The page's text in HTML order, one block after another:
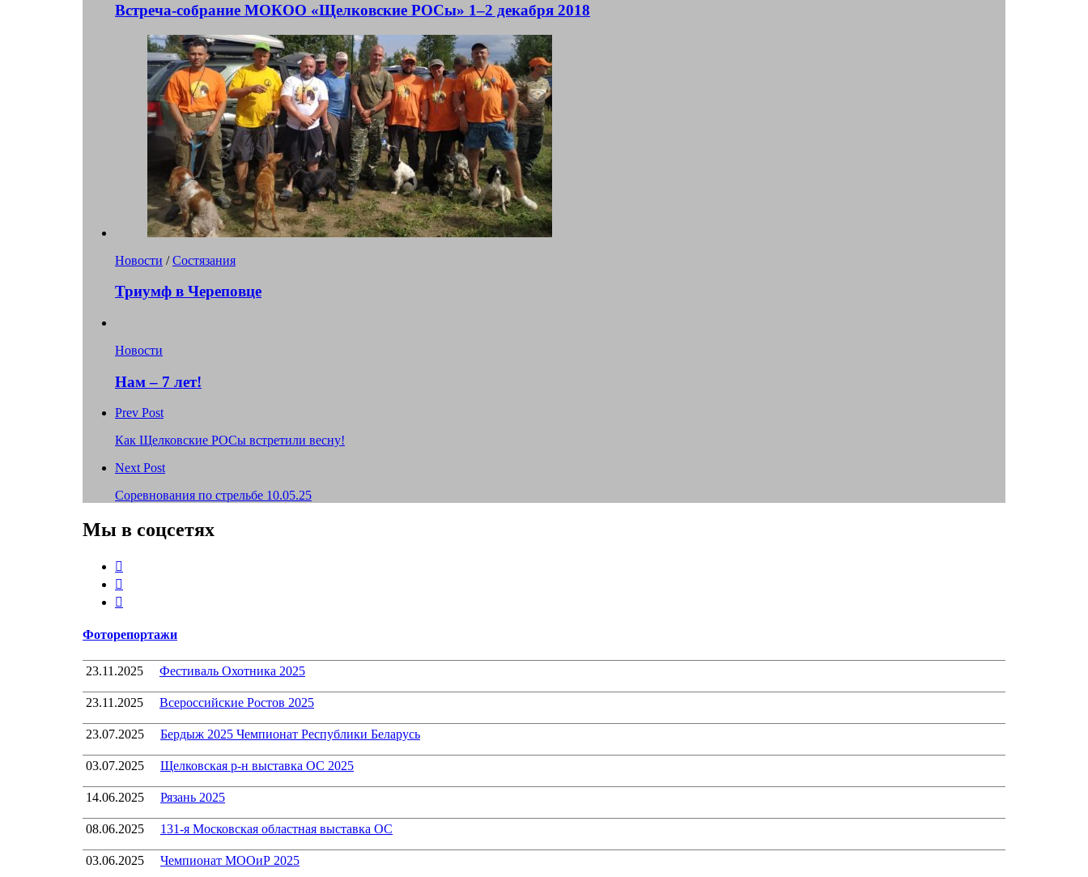
Встреча-собрание МОКОО «Щелковские РОСы» 1–2 декабря 2018
Новости /Состязания
Триумф в Череповце
Новости
Нам – 7 лет!
Prev Post
Как Щелковские РОСы встретили весну!
Next Post
Соревнования по стрельбе 10.05.25
Мы в соцсетях
Фоторепортажи
23.11.2025 Фестиваль Охотника 2025
23.11.2025 Всероссийские Ростов 2025
23.07.2025 Бердыж 2025 Чемпионат Республики Беларусь
03.07.2025 Щелковская р-н выставка ОС 2025
14.06.2025 Рязань 2025
08.06.2025 131-я Московская областная выставка ОС
03.06.2025 Чемпионат МООиР 2025